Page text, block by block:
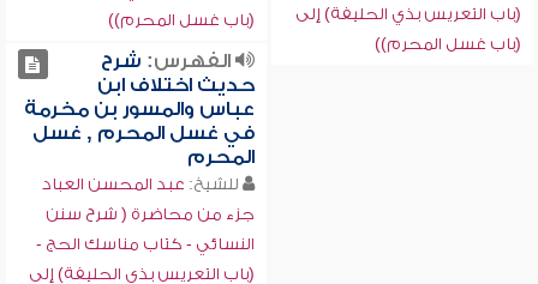
(باب التعريس بذي الحليفة) إلى
(باب غسل المحرم))
(باب غسل المحرم))
الفهرس: شرح
حديث اختلاف ابن
عباس والمسور بن مخرمة
في غسل المحرم , غسل
المحرم
للشيخ: عبد المحسن العباد
جزء من محاضرة ( شرح سنن
النسائي - كتاب مناسك الحج -
(باب التعريس بذي الحليفة) إلى